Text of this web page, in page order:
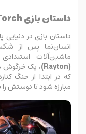
داستان بازی F.I.S.T.: Forged In Shadow Torch
داستان بازی در دنیایی
انسان‌نما پس از
ماشین‌آلات
(Rayton)
، یک خرگوش
که در ابتدا از جنگ
مبارزه شود تا دوستش